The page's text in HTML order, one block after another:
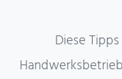
Diese